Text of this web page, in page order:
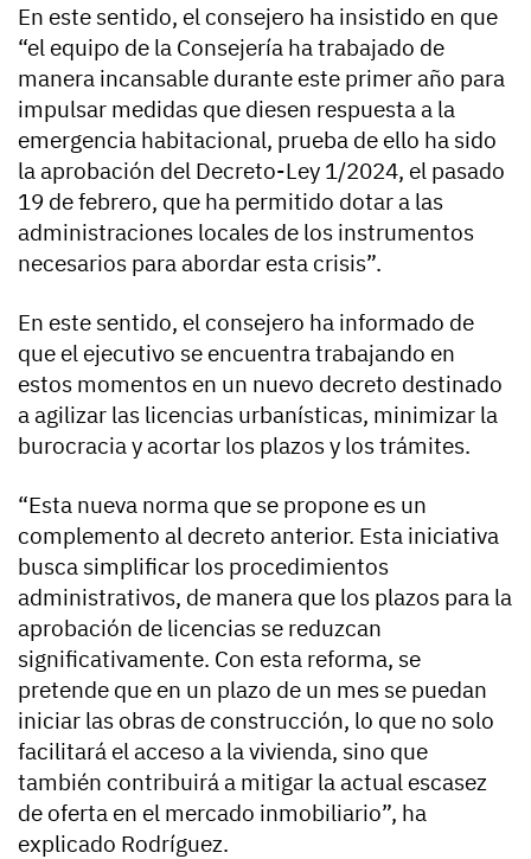
En este sentido, el consejero ha insistido en que
“el equipo de la Consejería ha trabajado de
manera incansable durante este primer año para
impulsar medidas que diesen respuesta a la
emergencia habitacional, prueba de ello ha sido
la aprobación del Decreto-Ley 1/2024, el pasado
19 de febrero, que ha permitido dotar a las
administraciones locales de los instrumentos
necesarios para abordar esta crisis”.
En este sentido, el consejero ha informado de
que el ejecutivo se encuentra trabajando en
estos momentos en un nuevo decreto destinado
a agilizar las licencias urbanísticas, minimizar la
burocracia y acortar los plazos y los trámites.
“Esta nueva norma que se propone es un
complemento al decreto anterior. Esta iniciativa
busca simplificar los procedimientos
administrativos, de manera que los plazos para la
aprobación de licencias se reduzcan
significativamente. Con esta reforma, se
pretende que en un plazo de un mes se puedan
iniciar las obras de construcción, lo que no solo
facilitará el acceso a la vivienda, sino que
también contribuirá a mitigar la actual escasez
de oferta en el mercado inmobiliario”, ha
explicado Rodríguez.